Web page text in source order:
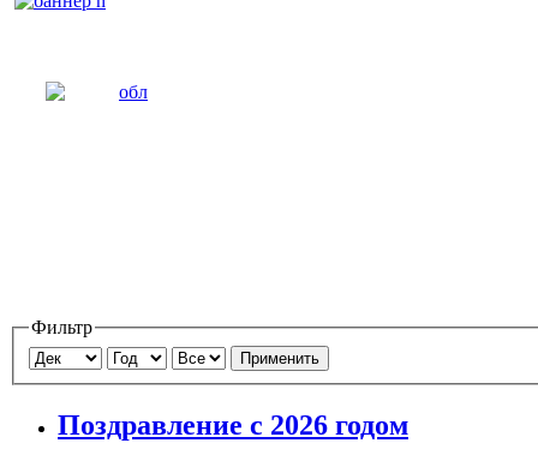
Фильтр
Применить
Поздравление с 2026 годом